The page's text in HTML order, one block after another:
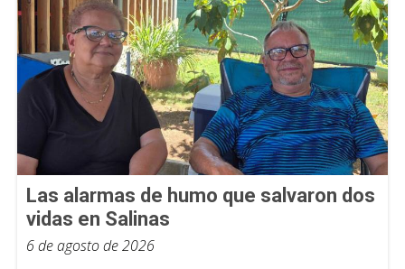
Las alarmas de humo que salvaron dos
vidas en Salinas
6 de agosto de 2026